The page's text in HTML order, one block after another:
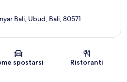
Mappa
Bali, Ubud, Bali, 80571
spostarsi Ristoranti